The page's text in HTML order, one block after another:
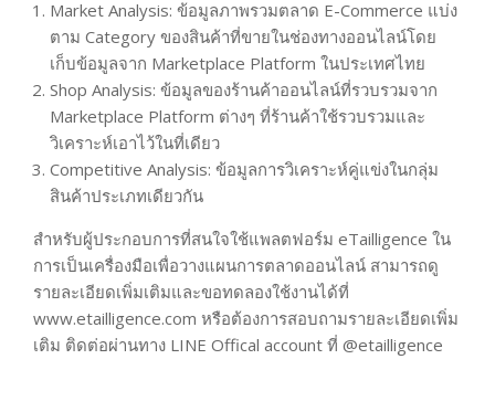
Market Analysis: ข้อมูลภาพรวมตลาด E-Commerce แบ่ง
ตาม Category ของสินค้าที่ขายในช่องทางออนไลน์โดย
เก็บข้อมูลจาก Marketplace Platform ในประเทศไทย
Shop Analysis: ข้อมูลของร้านค้าออนไลน์ที่รวบรวมจาก
Marketplace Platform ต่างๆ ที่ร้านค้าใช้รวบรวมและ
วิเคราะห์เอาไว้ในที่เดียว
Competitive Analysis: ข้อมูลการวิเคราะห์คู่แข่งในกลุ่ม
สินค้าประเภทเดียวกัน
สำหรับผู้ประกอบการที่สนใจใช้แพลตฟอร์ม eTailligence ใน
การเป็นเครื่องมือเพื่อวางแผนการตลาดออนไลน์ สามารถดู
รายละเอียดเพิ่มเติมและขอทดลองใช้งานได้ที่
www.etailligence.com หรือต้องการสอบถามรายละเอียดเพิ่ม
เติม ติดต่อผ่านทาง LINE Offical account ที่ @etailligence